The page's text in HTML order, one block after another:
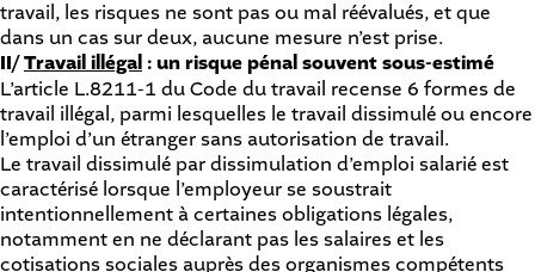
travail, les risques ne sont pas ou mal réévalués, et que
dans un cas sur deux, aucune mesure n’est prise.
II/Travail illégal: un risque pénal souvent sous-estimé
L’article L.8211-1 du Code du travail recense 6 formes de
travail illégal, parmi lesquelles le travail dissimulé ou encore
l’emploi d’un étranger sans autorisation de travail.
Le travail dissimulé par dissimulation d’emploi salarié est
caractérisé lorsque l’employeur se soustrait
intentionnellement à certaines obligations légales,
notamment en ne déclarant pas les salaires et les
cotisations sociales auprès des organismes compétents